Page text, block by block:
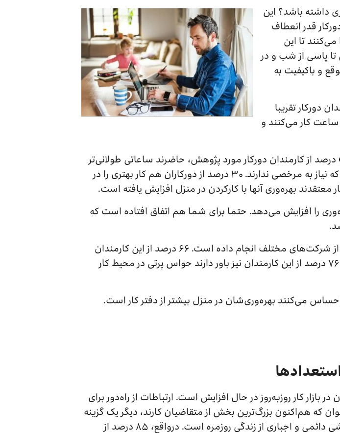
داشته باشد؟ این
قدر انعطاف
می‌کنند تا این
تا پاسی از شب و در
و باکیفیت به
دورکار تقریبا
همیشه ثابت است. این کارمندان به‌شکل میانگین هفته‌ای ۴۰ ساعت کار می‌کنند و
طبق نظرسنجی انجام شده توسط شرکت «CoSo Cloud»، ۳۳ درصد از کارمندان دورکار مورد پژوهش، حاضرند ساعاتی طولانی‌تر
از حد معمول کار کنند. ۵۲ درصد از این کارمندان اعلام کرده‌اند که نیاز به مرخصی ندارند. ۳۰ درصد از دورکاران هم کار بهتری را در
را افزایش می‌دهد. حتما برای شما هم اتفاق افتاده است که
موسسه «FlexJobs» پژوهش گسترده‌ای بر روی ۵۵۰۰ کارمند از شرکت‌های مختلف انجام داده است. ۶۶ درصد از این کارمندان
معتقد‌ند بهره‌وری‌شان در خارج از شرکت به‌مراتب بیشتر است. ۷۶ درصد از این کارمندان نیز باور دارند حواس پرتی در محیط کار
می‌کنند بهره‌وری‌شان در منزل بیشتر از دفتر کار است.
در بازار کار روزبه‌روز در حال افزایش است. ارتباطات از راه‌دور برای
که هم‌اکنون بزرگ‌ترین بخش از متقاضیان کار‌ند، دیگر یک گزینه
نیست بلکه بخشی دائمی و اجباری از زندگی روزمره است. درواقع، ۸۵ درصد از